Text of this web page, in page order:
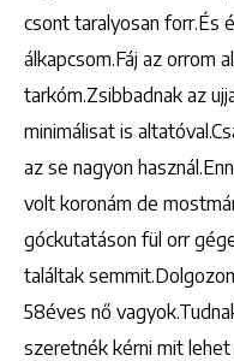
csont taralyosan forr.És
álkapcsom.Fáj az orrom
tarkóm.Zsibbadnak az
minimálisat is
az se nagyon
volt koronám de
góckutatáson fül orr
találtak
58éves nő
szeretnék kérni mit lehet